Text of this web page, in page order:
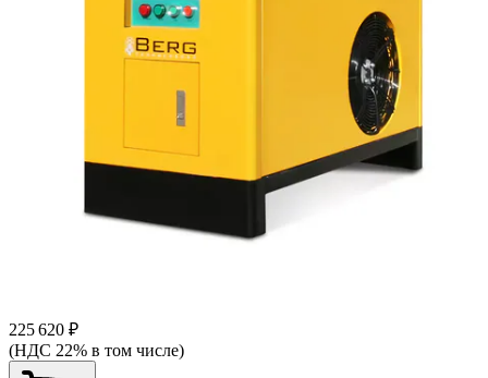
225 620 ₽
(НДС 22% в том числе)